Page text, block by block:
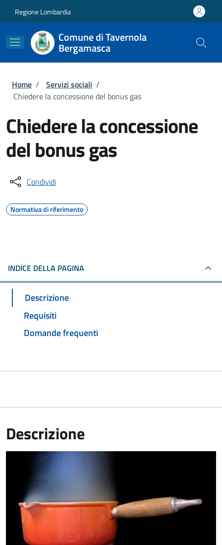
Regione Lombardia
Comune di Tavernola
Bergamasca
Briciole di pane
Home / Servizi sociali /
Chiedere la concessione del bonus gas
Chiedere la concessione
del bonus gas
Condividi
Normativa di riferimento
INDICE DELLA PAGINA
Descrizione
Requisiti
Domande frequenti
Descrizione